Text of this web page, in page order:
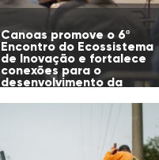
Canoas promove o 6º
Encontro do Ecossistema
de Inovação e fortalece
conexões para o
desenvolvimento da